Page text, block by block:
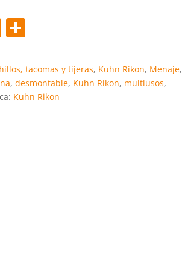
Pi
er
e
st
C
m
p
ar
tacomas y tijeras, Kuhn Rikon, Menaje,
, desmontable, Kuhn Rikon, multiusos,
Kuhn Rikon